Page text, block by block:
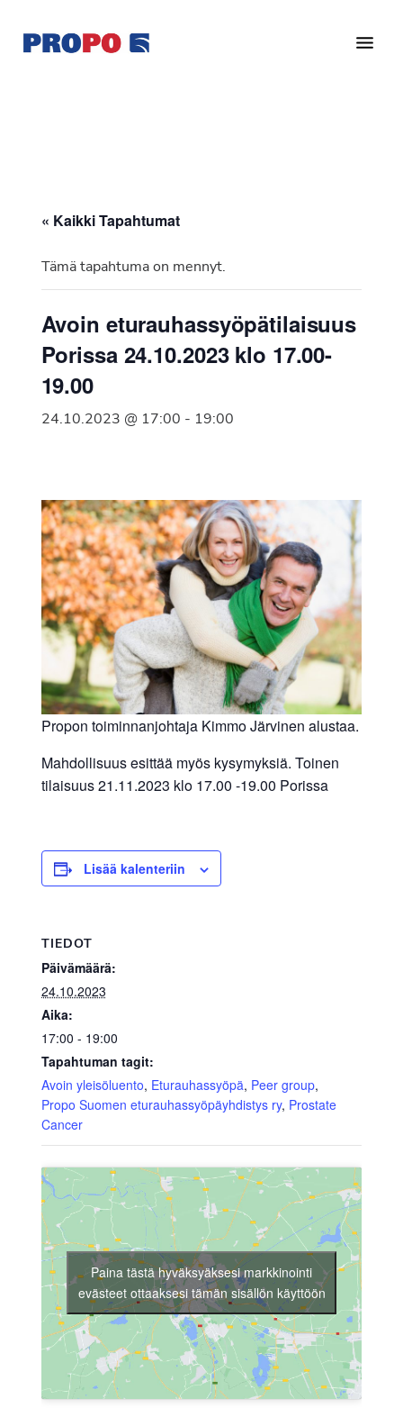
pääsisältöön
alatunnisteeseen
Ry
vuonna
Suomen
Syöpäyhdistyksen
jäsenjärjestö.
« Kaikki Tapahtumat
Tämä tapahtuma on mennyt.
Avoin eturauhassyöpätilaisuus
Porissa 24.10.2023 klo 17.00-
19.00
24.10.2023 @ 17:00 - 19:00
Propon toiminnanjohtaja Kimmo Järvinen alustaa.
Mahdollisuus esittää myös kysymyksiä. Toinen
tilaisuus 21.11.2023 klo 17.00 -19.00 Porissa
Lisää kalenteriin
TIEDOT
Päivämäärä:
24.10.2023
Aika:
17:00 - 19:00
Tapahtuman tagit:
Avoin yleisöluento, Eturauhassyöpä, Peer group,
Propo Suomen eturauhassyöpäyhdistys ry, Prostate
Cancer
Paina tästä hyväksyäksesi markkinointi
evästeet ottaaksesi tämän sisällön käyttöön